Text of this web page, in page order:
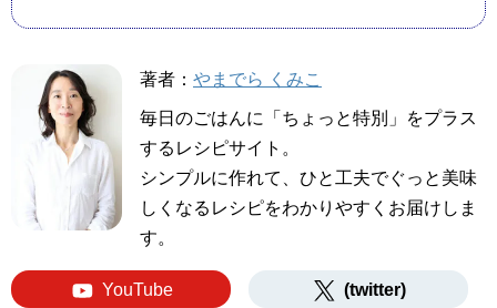
著者： やまでら くみこ
毎日のごはんに「ちょっと特別」をプラス
するレシピサイト。
シンプルに作れて、ひと工夫でぐっと美味
しくなるレシピをわかりやすくお届けしま
す。
YouTube (twitter)